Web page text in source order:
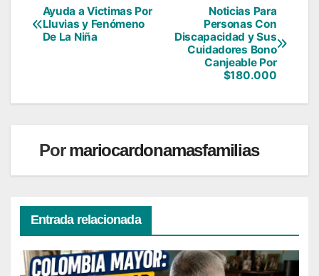
Navegación
de
Noticias Para
Personas Con
Discapacidad y Sus
Cuidadores Bono
Canjeable Por
$180.000
Ayuda a Victimas Por
Lluvias y Fenómeno
De La Niña
Pormariocardonamasfamilias
Entrada relacionada